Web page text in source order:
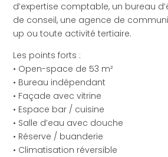
d’expertise comptable, un bureau
de conseil, une agence de
up ou toute activité tertiaire.
Les points forts :
• Open-space de 53 m²
• Bureau indépendant
• Façade avec vitrine
• Espace bar / cuisine
• Salle d’eau avec douche
• Réserve / buanderie
• Climatisation réversible